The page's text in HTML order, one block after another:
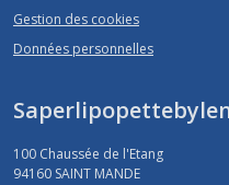
Gestion des cookies
Données personnelles
100 Chaussée de l'Etang
94160 SAINT MANDE